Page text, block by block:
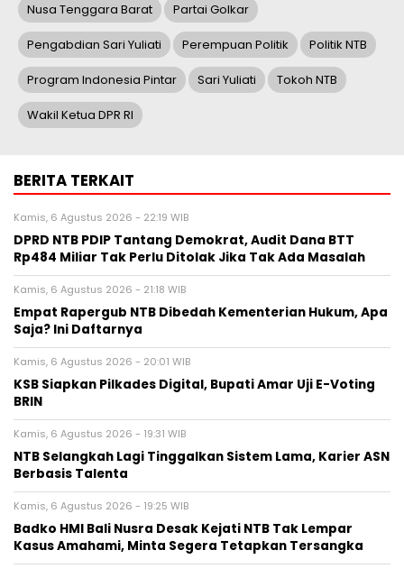
Nusa Tenggara Barat Partai Golkar
Pengabdian Sari Yuliati Perempuan Politik Politik NTB
Program Indonesia Pintar Sari Yuliati Tokoh NTB
Wakil Ketua DPR RI
BERITA TERKAIT
Kamis, 6 Agustus 2026 - 22:19 WIB
DPRD NTB PDIP Tantang Demokrat, Audit Dana BTT
Rp484 Miliar Tak Perlu Ditolak Jika Tak Ada Masalah
Kamis, 6 Agustus 2026 - 21:18 WIB
Empat Rapergub NTB Dibedah Kementerian Hukum, Apa
Saja? Ini Daftarnya
Kamis, 6 Agustus 2026 - 20:01 WIB
KSB Siapkan Pilkades Digital, Bupati Amar Uji E-Voting
BRIN
Kamis, 6 Agustus 2026 - 19:31 WIB
NTB Selangkah Lagi Tinggalkan Sistem Lama, Karier ASN
Berbasis Talenta
Kamis, 6 Agustus 2026 - 19:25 WIB
Badko HMI Bali Nusra Desak Kejati NTB Tak Lempar
Kasus Amahami, Minta Segera Tetapkan Tersangka